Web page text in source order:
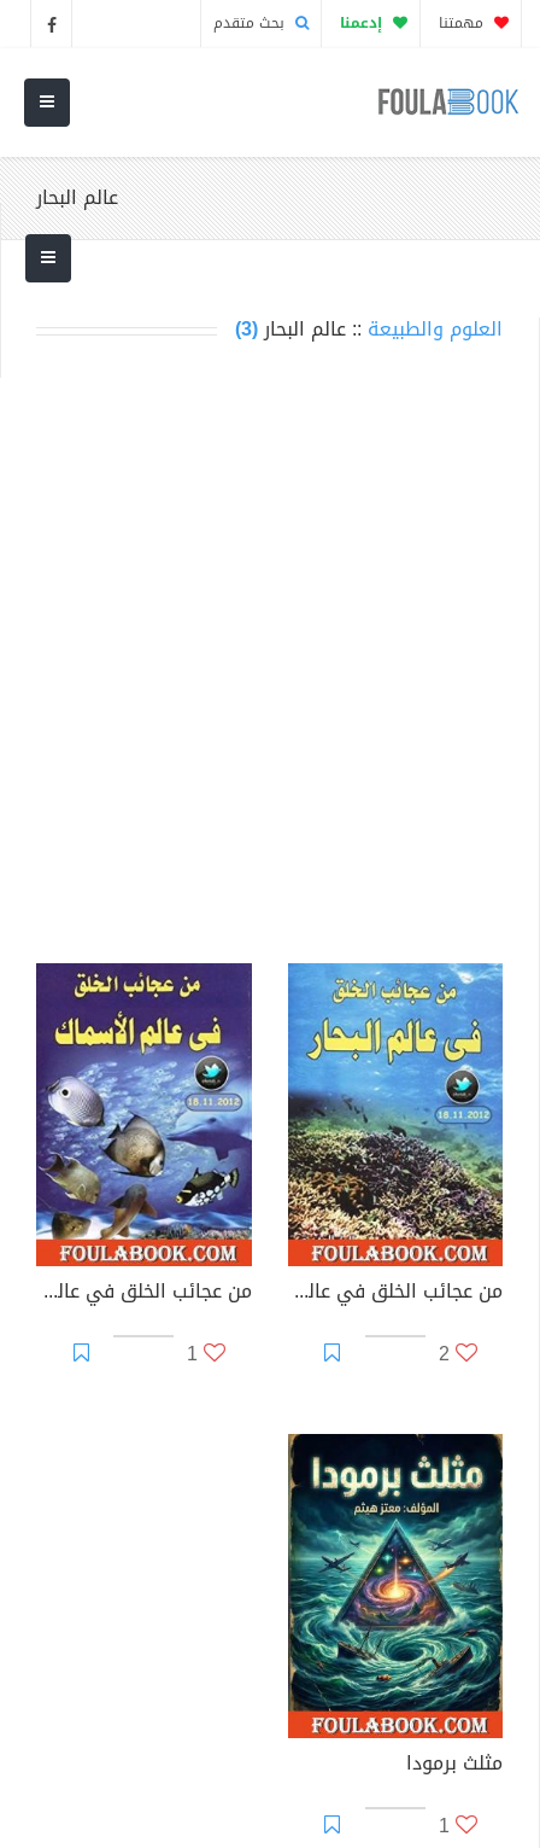
مهمتنا إدعمنا بحث متقدم
عالم البحار
العلوم والطبيعة :: عالم البحار(3)
من عجائب الخلق في عالم البحار
2
من عجائب الخلق في عالم الأسماك
1
مثلث برمودا
1